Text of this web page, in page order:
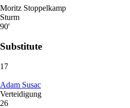
Moritz Stoppelkamp
Sturm
90'
Substitute
17
Adam Susac
Verteidigung
26